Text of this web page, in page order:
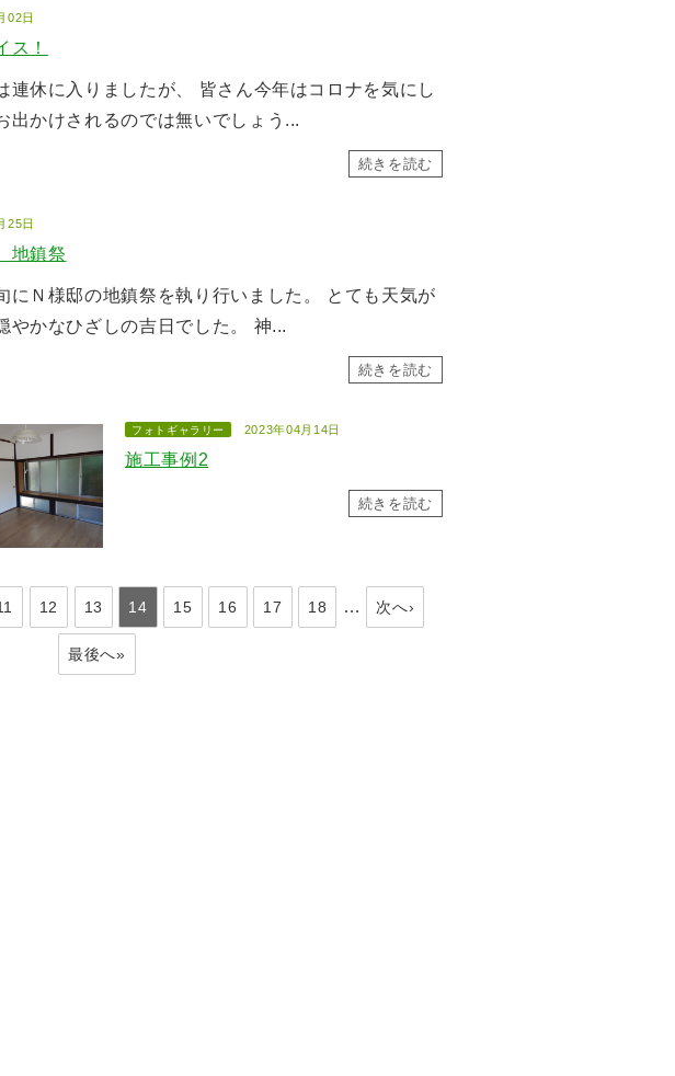
02日
ス！
連休に入りましたが、 皆さん今年はコロナを気にし
出かけされるのでは無いでしょう...
続きを読む
25日
地鎮祭
にＮ様邸の地鎮祭を執り行いました。 とても天気が
やかなひざしの吉日でした。 神...
続きを読む
フォトギャラリー 2023年04月14日
施工事例2
続きを読む
12 13 14 15 16 17 18 … 次へ›
最後へ»